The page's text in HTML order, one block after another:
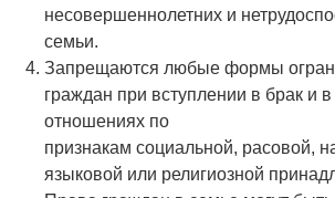
несовершеннолетних и
семьи.
Запрещаются любые формы
граждан при вступлении в брак и
отношениях по
признакам социальной, расовой,
языковой или религиозной